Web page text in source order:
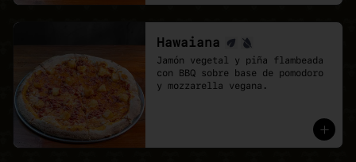
Hawaiana
Jamón vegetal y piña flambeada
con BBQ sobre base de pomodoro
y mozzarella vegana.